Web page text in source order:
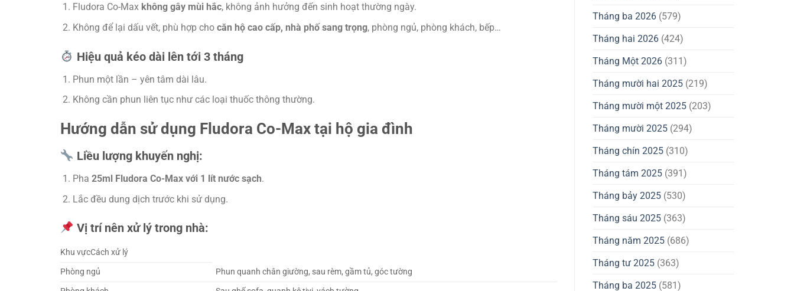
Fludora Co-Max không gây mùi hắc, không ảnh hưởng đến sinh hoạt thường ngày.
Không để lại dấu vết, phù hợp cho căn hộ cao cấp, nhà phố sang trọng, phòng ngủ, phòng khách, bếp…
Hiệu quả kéo dài lên tới 3 tháng
Phun một lần – yên tâm dài lâu.
Không cần phun liên tục như các loại thuốc thông thường.
Hướng dẫn sử dụng Fludora Co-Max tại hộ gia đình
Liều lượng khuyến nghị:
Pha 25ml Fludora Co-Max với 1 lít nước sạch.
Lắc đều dung dịch trước khi sử dụng.
Vị trí nên xử lý trong nhà:
Khu vựcCách xử lý
Phòng ngủ
Phun quanh chân giường, sau rèm, gầm tủ, góc tường
Tháng ba 2026 (579)
Tháng hai 2026 (424)
Tháng Một 2026 (311)
Tháng mười hai 2025 (219)
Tháng mười một 2025 (203)
Tháng mười 2025 (294)
Tháng chín 2025 (310)
Tháng tám 2025 (391)
Tháng bảy 2025 (530)
Tháng sáu 2025 (363)
Tháng năm 2025 (686)
Tháng tư 2025 (363)
Tháng ba 2025 (581)